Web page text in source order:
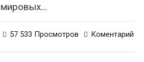
Коментарий
57 533 Просмотров